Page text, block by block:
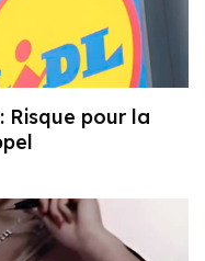
Risque pour la